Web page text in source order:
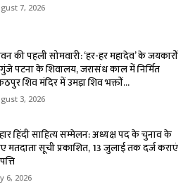
7, 2026
की पहली सोमवारी: ‘हर-हर महादेव’ के जयकारों
पटना के शिवालय, जरासंध काल में निर्मित
शिव मंदिर में उमड़ा शिव भक्तों...
3, 2026
हिंदी साहित्य सम्मेलन: अध्यक्ष पद के चुनाव के
मतदाता सूची प्रकाशित, 13 जुलाई तक दर्ज कराएं
6, 2026